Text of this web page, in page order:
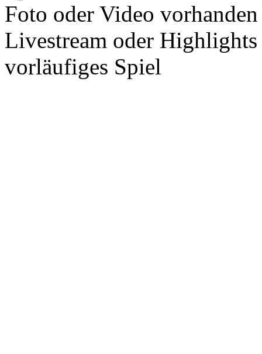
Foto oder Video vorhanden
Livestream oder
vorläufiges Spiel